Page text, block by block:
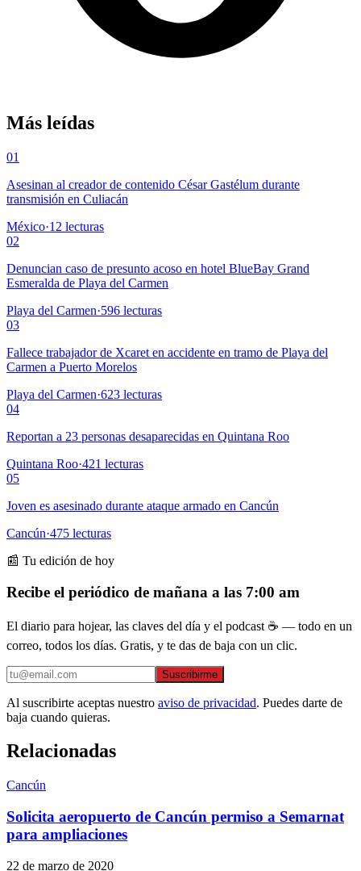
Más leídas
01
Asesinan al creador de contenido César Gastélum durante
transmisión en Culiacán
México·12 lecturas
02
Denuncian caso de presunto acoso en hotel BlueBay Grand
Esmeralda de Playa del Carmen
Playa del Carmen·596 lecturas
03
Fallece trabajador de Xcaret en accidente en tramo de Playa del
Carmen a Puerto Morelos
Playa del Carmen·623 lecturas
04
Reportan a 23 personas desaparecidas en Quintana Roo
Quintana Roo·421 lecturas
05
Joven es asesinado durante ataque armado en Cancún
Cancún·475 lecturas
📰 Tu edición de hoy
Recibe el periódico de mañana a las 7:00 am
El diario para hojear, las claves del día y el podcast ☕ — todo en un
correo, todos los días. Gratis, y te das de baja con un clic.
Suscribirme
Al suscribirte aceptas nuestro aviso de privacidad. Puedes darte de
baja cuando quieras.
Relacionadas
Cancún
Solicita aeropuerto de Cancún permiso a Semarnat
para ampliaciones
22 de marzo de 2020